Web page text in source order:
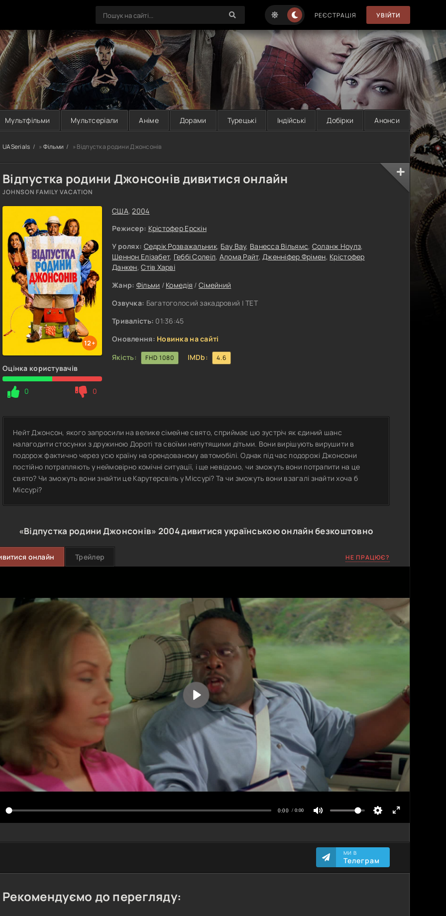
РЕЄСТРАЦІЯ УВІЙТИ
Мультфільми Мультсеріали Аніме Дорами Турецькі Індійські Добірки Анонси
UASerials » Фільми » Відпустка родини Джонсонів
Відпустка родини Джонсонів дивитися онлайн
JOHNSON FAMILY VACATION
12+
Оцінка користувачів
0 0
США,2004
Режисер: Крістофер Ерскін
У ролях: Седрік Розважальник, Бау Вау, Ванесса Вільямс, Соланж Ноулз,
Шеннон Елізабет, Геббі Солеіл, Алома Райт,Дженніфер Фрімен, Крістофер
Данкен,Стів Харві
Жанр: Фільми / Комедія /Сімейний
Озвучка: Багатоголосий закадровий | ТЕТ
Тривалість: 01:36:45
Оновлення: Новинка на сайті
Якість:
FHD 1080 IMDb: 4.6
Нейт Джонсон, якого запросили на велике сімейне свято, сприймає цю зустріч як єдиний шанс
налагодити стосунки з дружиною Дороті та своїми непутящими дітьми. Вони вирішують вирушити в
подорож фактично через усю країну на орендованому автомобілі. Однак під час подорожі Джонсони
постійно потрапляють у неймовірно комічні ситуації, і ще невідомо, чи зможуть вони потрапити на це
свято? Чи зможуть вони знайти це Карутерсвіль у Міссурі? Та чи зможуть вони взагалі знайти хоча б
Міссурі?
«Відпустка родини Джонсонів» 2004дивитися українською онлайн безкоштовно
онлайн Трейлер НЕ ПРАЦЮЄ?
МИ В
Телеграм
Рекомендуємо до перегляду: